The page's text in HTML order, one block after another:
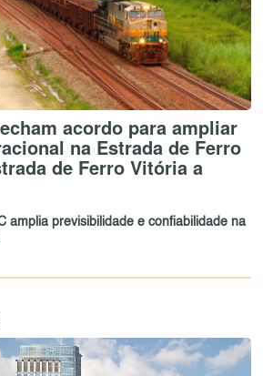
acordo para ampliar
na Estrada de Ferro
de Ferro Vitória a
amplia previsibilidade e confiabilidade na